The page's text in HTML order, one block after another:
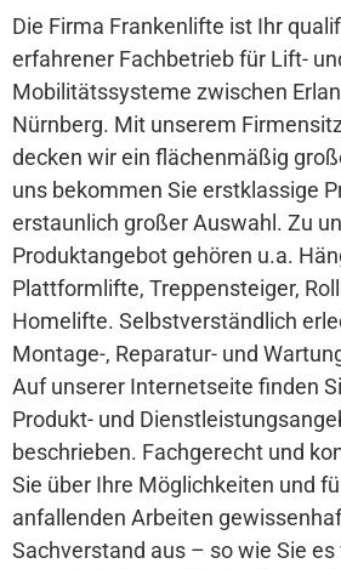
Die Firma Frankenlifte ist Ihr
erfahrener Fachbetrieb für Lift-
Mobilitätssysteme zwischen
Nürnberg. Mit unserem
decken wir ein flächenmäßig
uns bekommen Sie erstklassige
erstaunlich großer Auswahl. Zu
Produktangebot gehören u.a.
Plattformlifte, Treppensteiger,
Homelifte. Selbstverständlich
Montage-, Reparatur- und
Auf unserer Internetseite finden
Produkt- und
beschrieben. Fachgerecht und
Sie über Ihre Möglichkeiten und
anfallenden Arbeiten
Sachverstand aus – so wie Sie es